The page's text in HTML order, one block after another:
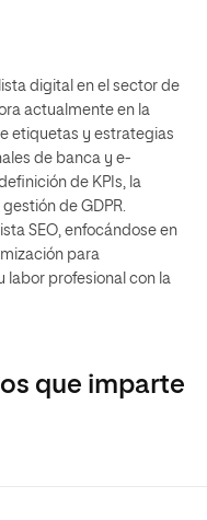
digital en el sector de
actualmente en la
etiquetas y estrategias
de banca y e-
de KPIs, la
de GDPR.
SEO, enfocándose en
para
labor profesional con la
que imparte